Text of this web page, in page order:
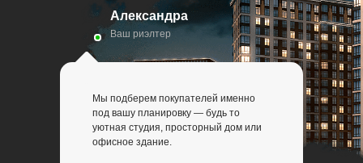
Александра
Ваш риэлтер
Мы подберем покупателей именно
под вашу планировку — будь то
уютная студия, просторный дом или
офисное здание.